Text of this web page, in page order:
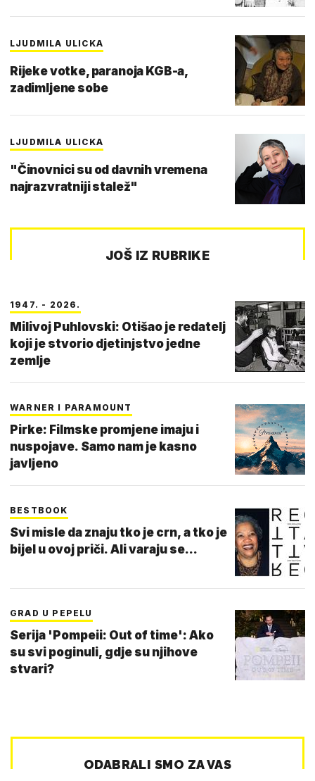
LJUDMILA ULICKA
Rijeke votke, paranoja KGB-a,
zadimljene sobe
LJUDMILA ULICKA
"Činovnici su od davnih vremena
najrazvratniji stalež"
JOŠ IZ RUBRIKE
1947. - 2026.
Milivoj Puhlovski: Otišao je redatelj
koji je stvorio djetinjstvo jedne
zemlje
WARNER I PARAMOUNT
Pirke: Filmske promjene imaju i
nuspojave. Samo nam je kasno
javljeno
BESTBOOK
Svi misle da znaju tko je crn, a tko je
bijel u ovoj priči. Ali varaju se...
GRAD U PEPELU
Serija 'Pompeii: Out of time': Ako
su svi poginuli, gdje su njihove
stvari?